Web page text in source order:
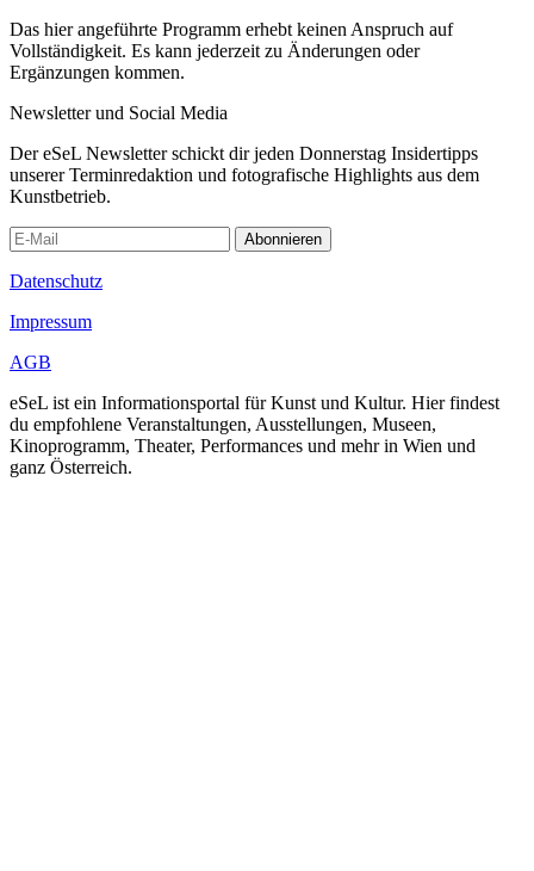
Das hier angeführte Programm erhebt keinen Anspruch auf
Vollständigkeit. Es kann jederzeit zu Änderungen oder
Ergänzungen kommen.
Newsletter und Social Media
Der eSeL Newsletter schickt dir jeden Donnerstag Insidertipps
unserer Terminredaktion und fotografische Highlights aus dem
Kunstbetrieb.
Abonnieren
Datenschutz
Impressum
AGB
eSeL ist ein Informationsportal für Kunst und Kultur. Hier findest
du empfohlene Veranstaltungen, Ausstellungen, Museen,
Kinoprogramm, Theater, Performances und mehr in Wien und
ganz Österreich.